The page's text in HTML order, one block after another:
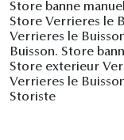
Store banne
Store Verrieres le
Verrieres le
Buisson. Store
Store exterieur
Verrieres le
Storiste